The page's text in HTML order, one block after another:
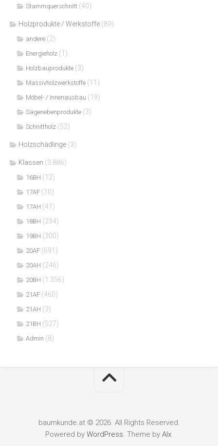
Stammquerschnitt (40)
Holzprodukte / Werkstoffe (89)
andere (2)
Energieholz (1)
Holzbauprodukte (3)
Massivholzwerkstoffe (11)
Möbel- / Innenausbau (19)
Sägenebenprodukte (3)
Schnittholz (52)
Holzschädlinge (3)
Klassen (3.886)
16BH (12)
17AF (10)
17AH (41)
18BH (234)
19BH (300)
20AF (691)
20AH (246)
20BH (1.356)
21AF (460)
21AH (3)
21BH (527)
Admin (8)
baumkunde.at © 2026. All Rights Reserved.
Powered by WordPress. Theme by Alx.